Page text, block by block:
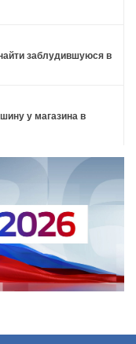
заблудившуюся в
у магазина в